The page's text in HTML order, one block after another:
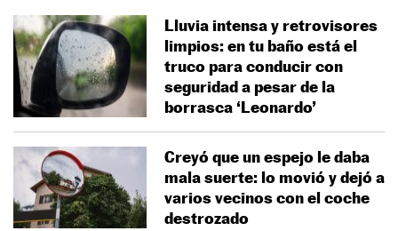
Lluvia intensa y retrovisores
limpios: en tu baño está el
truco para conducir con
seguridad a pesar de la
borrasca ‘Leonardo’
Creyó que un espejo le daba
mala suerte: lo movió y dejó a
varios vecinos con el coche
destrozado